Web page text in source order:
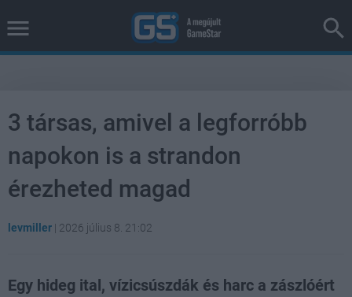
3 társas, amivel a legforróbb
napokon is a strandon
érezheted magad
levmiller | 2026 július 8. 21:02
Egy hideg ital, vízicsúszdák és harc a zászlóért